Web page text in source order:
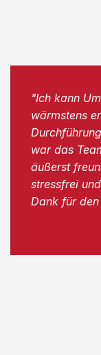
"Ich kann
wärmstens
war das
äußerst
stressfrei
Dank für